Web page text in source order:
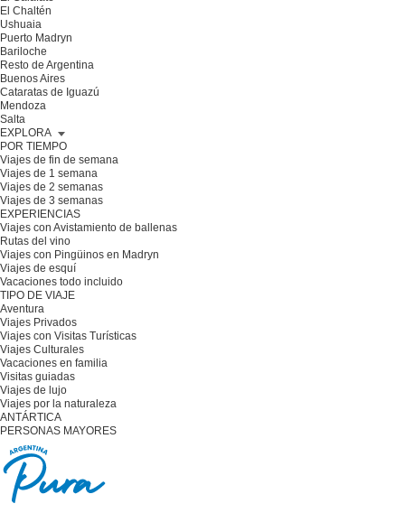
El Chaltén
Ushuaia
Puerto Madryn
Bariloche
Resto de Argentina
Buenos Aires
Cataratas de Iguazú
Mendoza
Salta
EXPLORA
POR TIEMPO
Viajes de fin de semana
Viajes de 1 semana
Viajes de 2 semanas
Viajes de 3 semanas
EXPERIENCIAS
Viajes con Avistamiento de ballenas
Rutas del vino
Viajes con Pingüinos en Madryn
Viajes de esquí
Vacaciones todo incluido
TIPO DE VIAJE
Aventura
Viajes Privados
Viajes con Visitas Turísticas
Viajes Culturales
Vacaciones en familia
Visitas guiadas
Viajes de lujo
Viajes por la naturaleza
ANTÁRTICA
PERSONAS MAYORES